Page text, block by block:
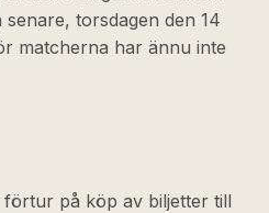
torsdagen den 14
matcherna har ännu inte
på köp av biljetter till